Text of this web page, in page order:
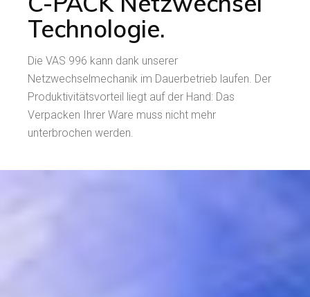
Technologie.
Die VAS 996 kann dank unserer
Netzwechselmechanik im Dauerbetrieb laufen. Der
Produktivitätsvorteil liegt auf der Hand: Das
Verpacken Ihrer Ware muss nicht mehr
unterbrochen werden.